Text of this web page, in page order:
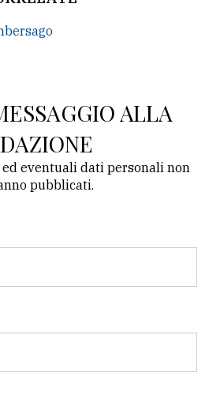
ALLA
eventuali dati personali non
pubblicati.